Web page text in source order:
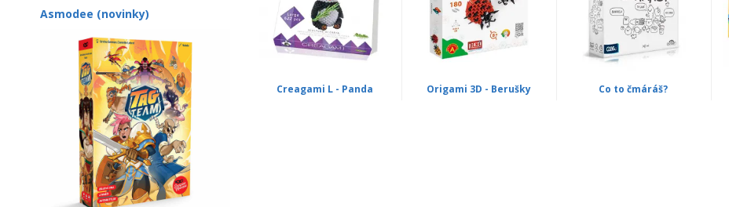
Asmodee (novinky)
Creagami L - Panda Origami 3D - Berušky Co to čmáráš?